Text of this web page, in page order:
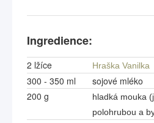
Ingredience:
2 lžíce Hraška Vanilka
300 - 350 ml
sojové mléko
200 g
hladká mouka
polohrubou a